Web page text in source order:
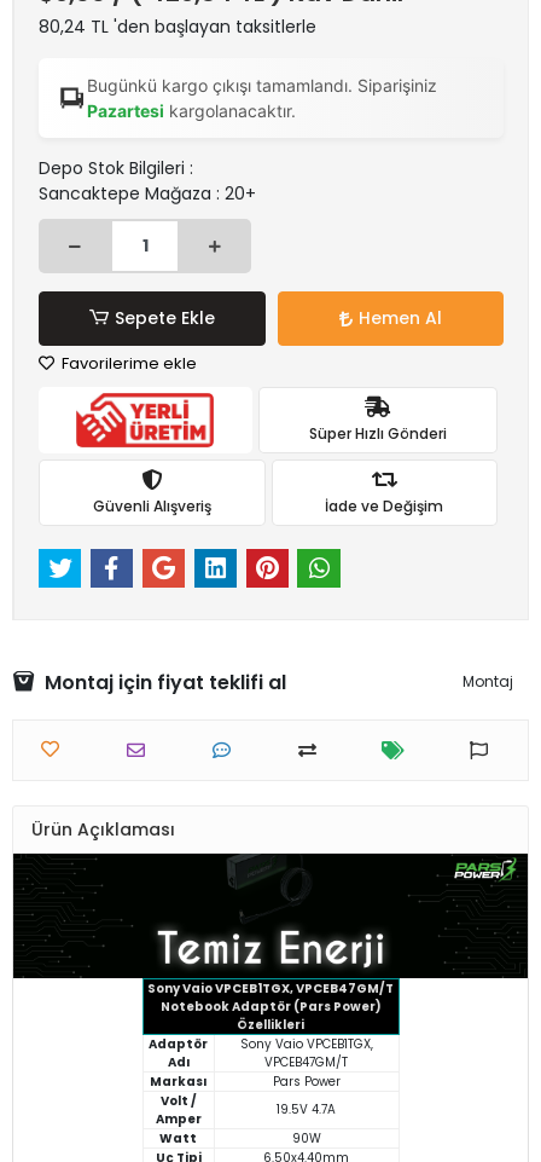
80,24 TL 'den başlayan taksitlerle
Bugünkü kargo çıkışı tamamlandı. Siparişiniz
Pazartesi kargolanacaktır.
Depo Stok Bilgileri :
Sancaktepe Mağaza : 20+
Sepete Ekle Hemen Al
Favorilerime ekle
Süper Hızlı Gönderi
Güvenli Alışveriş İade ve Değişim
Montaj için fiyat teklifi al Montaj
Ürün Açıklaması
Sony Vaio VPCEB1TGX, VPCEB47GM/T
Notebook Adaptör (Pars Power)
Özellikleri
Adaptör
Adı
Sony Vaio VPCEB1TGX,
VPCEB47GM/T
Markası
Pars Power
Volt /
Amper
19.5V 4.7A
Watt
90W
Uç Tipi
6.50x4.40mm